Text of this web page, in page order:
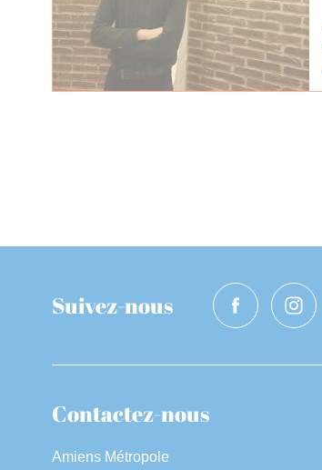
Suivez-nous
Contactez-nous
Amiens Métropole